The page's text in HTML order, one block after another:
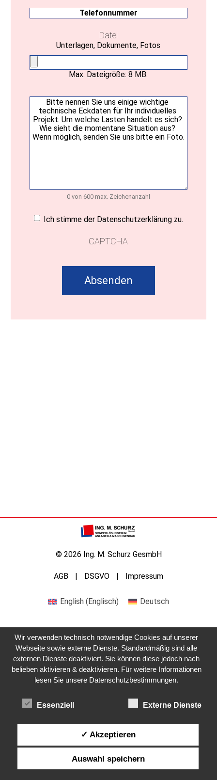
Telefonnummer
Datei
Unterlagen, Dokumente, Fotos
Max. Dateigröße: 8 MB.
Ihre
Nachricht(erforderlich)
0 von 600 max. Zeichenanzahl
Einwilligung(erforderlich)
Ich stimme der Datenschutzerklärung zu.
CAPTCHA
© 2026 Ing. M. Schurz GesmbH
AGB DSGVO Impressum
English(Englisch) Deutsch
Wir verwenden technisch notwendige Cookies auf unserer
Webseite sowie externe Dienste. Standardmäßig sind alle
externen Dienste deaktiviert. Sie können diese jedoch nach
belieben aktivieren & deaktivieren. Für weitere Informationen
lesen Sie unsere Datenschutzbestimmungen.
Essenziell Externe Dienste
✓ Akzeptieren
Auswahl speichern